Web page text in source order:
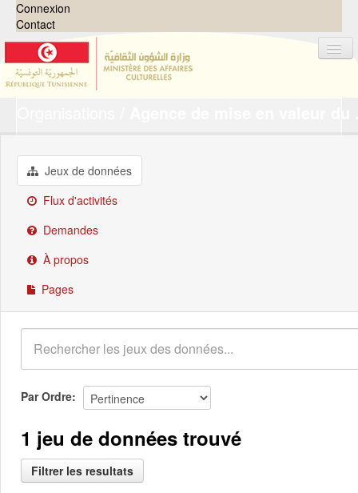
Connexion
Contact
Groupes
Demandes
À propos
Jeux de données
Flux d'activités
Demandes
À propos
Pages
Par Ordre
1 jeu de données trouvé
Filtrer les resultats